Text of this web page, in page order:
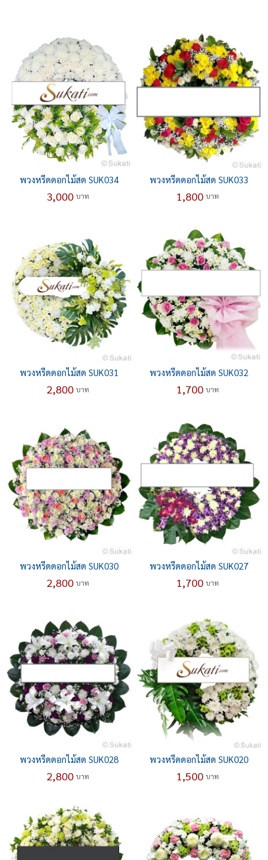
พวงหรีดดอกไม้สด SUK034
3,000 บาท
พวงหรีดดอกไม้สด SUK033
1,800 บาท
พวงหรีดดอกไม้สด SUK031
2,800 บาท
พวงหรีดดอกไม้สด SUK032
1,700 บาท
พวงหรีดดอกไม้สด SUK030
2,800 บาท
พวงหรีดดอกไม้สด SUK027
1,700 บาท
พวงหรีดดอกไม้สด SUK028
2,800 บาท
พวงหรีดดอกไม้สด SUK020
1,500 บาท